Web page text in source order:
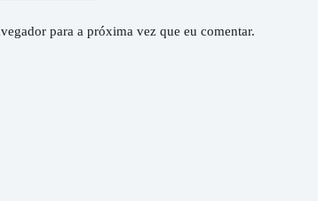
para a próxima vez que eu comentar.